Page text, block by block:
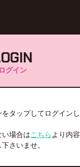
ログイン
タップしてログイン
場合はこちら より内
さいませ。